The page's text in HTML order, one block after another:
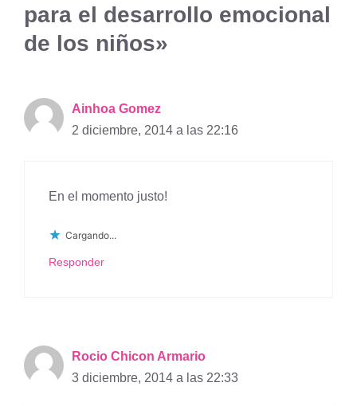
para el desarrollo emocional
de los niños»
Ainhoa Gomez
2 diciembre, 2014 a las 22:16
En el momento justo!
Cargando...
Responder
Rocio Chicon Armario
3 diciembre, 2014 a las 22:33